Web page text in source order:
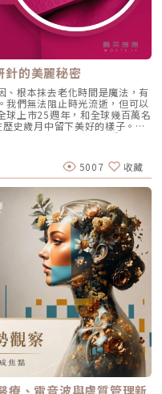
射深度，會造成凹凸不平、材
不同解剖層次有準確的掌握，以
，才能注射在正確的層次。《點
診所-曾繁聞醫師專欄」
醫師與診所、如實提供病史，以
師的技術與流程。術前應評估是
忌，並確認產品來源是否為原廠
於高風險部位保守分配劑量，這
無法直接掌控，因此慎選醫師
驗，作為判斷依據。術後依醫
於產品穩定分佈、降低結節風
露（Juvelook）與薇貝拉
別在台灣的代理商與商標不
聚雙旋乳酸（PDLLA）加非交
術後照護方式一致。膠原蛋白
https://tresure-
由專業醫師團隊於注射前評估
層次規劃分配，並於術後提供
廠正貨。相較於單次施打，我
原增生劑的效果與安全都能被完
迎預約諮詢，由專業醫師當面現
針的美麗秘密
、根本抹去老化時間是魔法，有
我們無法阻止時光流逝，但可以
球上市25週年，和全球幾百萬名
史歲月中留下美好的樣子。去
圈，讓求美者更有感的重返年輕
，歡迎大家來到台北信義微風
，現場拍照打卡就有機會獲得
針讓時間成為青春的盟友不諱
時光疆域，讓肌膚重現年輕時的
同時還能讓肌膚光澤透亮，很多
醫美產業深耕十多年的林亮辰醫
所多半追求要整形成某某明星的
那樣的美就像印模，不一定適合
顧客們也開始會思考什麼樣的美
而童妍針的特性，完美符合了現
好氣色與活力今年巴黎舉行的世
童妍針透過調控肌膚組織再生
醫美圈，因為這是目前第一個也
也避免因為注射過多填充劑，填
主要是採用全新製程專利技
旋乳酸微粒膠原蛋白增生效果
由內而外緊緻膚質，術後回家也
。讓時間累積成為優勢，陪伴客
動力，但當大家對美的定義更深
妍針可以把時間的累積變成優
標量身客製療程，漸進式的拉
期待。」帶著這樣的目標，林
5007 收藏
療、電音波與膚質管理新